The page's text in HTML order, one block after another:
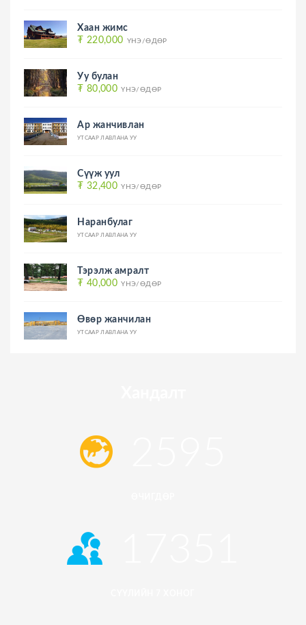
Хаан жимс
₮ 220,000 ҮНЭ/ӨДӨР
Уу булан
₮ 80,000 ҮНЭ/ӨДӨР
Ар жанчивлан
УТСААР ЛАВЛАНА УУ
Сүүж уул
₮ 32,400 ҮНЭ/ӨДӨР
Наранбулаг
УТСААР ЛАВЛАНА УУ
Тэрэлж амралт
₮ 40,000 ҮНЭ/ӨДӨР
Өвөр жанчилан
УТСААР ЛАВЛАНА УУ